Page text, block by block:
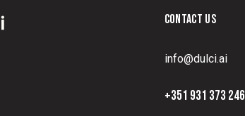
CONTACT US
info@dulci.ai
+351 931 373 246